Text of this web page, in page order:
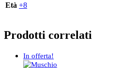
Età +8
Prodotti correlati
In offerta!